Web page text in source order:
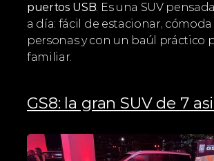
puertos USB. Es una SUV
a día: fácil de estacionar,
personas y con un baúl práctico
familiar.
GS8: la gran SUV de 7